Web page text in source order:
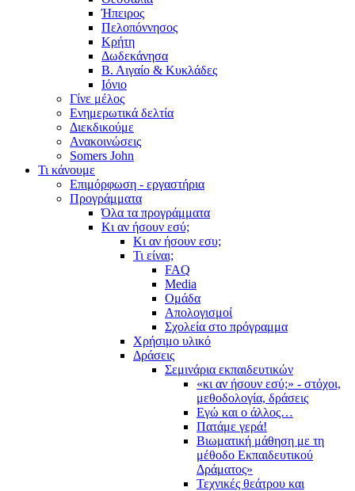
Ήπειρος
Πελοπόννησος
Κρήτη
Δωδεκάνησα
Β. Αιγαίο & Κυκλάδες
Ιόνιο
Γίνε μέλος
Ενημερωτικά δελτία
Διεκδικούμε
Ανακοινώσεις
Somers John
Τι κάνουμε
Επιμόρφωση - εργαστήρια
Προγράμματα
Όλα τα προγράμματα
Κι αν ήσουν εσύ;
Κι αν ήσουν εσυ;
Τι είναι;
FAQ
Media
Ομάδα
Απολογισμοί
Σχολεία στο πρόγραμμα
Χρήσιμο υλικό
Δράσεις
Σεμινάρια εκπαιδευτικών
«κι αν ήσουν εσύ;» - στόχοι,
μεθοδολογία, δράσεις
Εγώ και ο άλλος…
Πατάμε γερά!
Βιωματική μάθηση με τη
μέθοδο Εκπαιδευτικού
Δράματος»
Τεχνικές θεάτρου και